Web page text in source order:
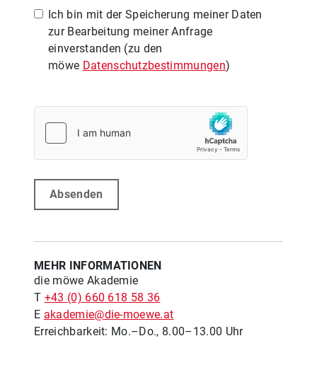
Ich bin mit der Speicherung meiner Daten
zur Bearbeitung meiner Anfrage
einverstanden (zu den
möwe Datenschutzbestimmungen)
Absenden
MEHR INFORMATIONEN
die möwe Akademie
T +43 (0) 660 618 58 36
E akademie@die-moewe.at
Erreichbarkeit: Mo.–Do., 8.00–13.00 Uhr